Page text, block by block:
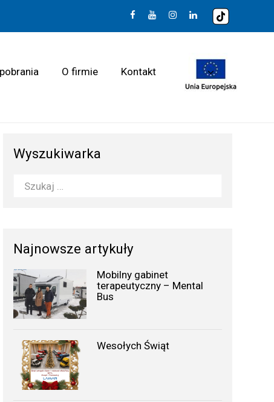
O firmie Kontakt
Wyszukiwarka
Najnowsze artykuły
Mobilny gabinet
terapeutyczny – Mental
Bus
Wesołych Świąt